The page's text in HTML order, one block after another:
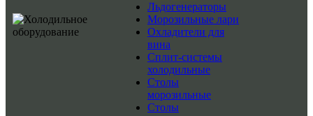
Льдогенераторы
Морозильные лари
Охладители для
вина
Сплит-системы
холодильные
Столы
морозильные
Столы